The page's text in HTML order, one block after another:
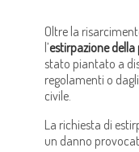
Oltre la
l’estirpazione della
stato piantato a
regolamenti o
civile.
La richiesta di
un danno